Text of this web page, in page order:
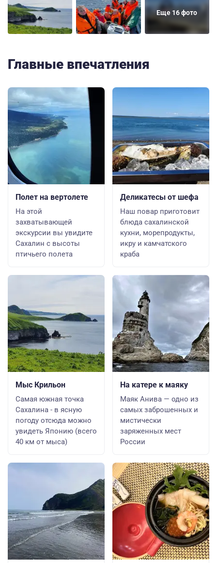
Еще 16 фото
Главные впечатления
Полет на вертолете
На этой
захватывающей
экскурсии вы увидите
Сахалин с высоты
птичьего полета
Мыс Крильон
Самая южная точка
Сахалина - в ясную
погоду отсюда можно
увидеть Японию (всего
40 км от мыса)
Деликатесы от шефа
Наш повар приготовит
блюда сахалинской
кухни, морепродукты,
икру и камчатского
краба
На катере к маяку
Маяк Анива — одно из
самых заброшенных и
мистически
заряженных мест
России